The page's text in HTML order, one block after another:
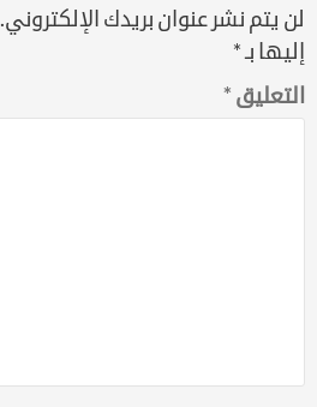
لن يتم نشر عنوان بريدك الإلكتروني.
إليها بـ*
التعليق *